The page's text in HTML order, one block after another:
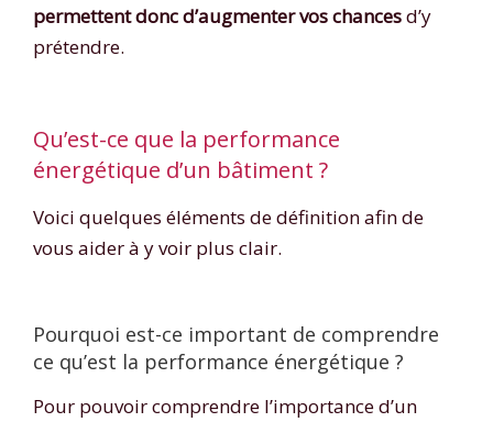
permettent donc d’augmenter vos chancesd’y
prétendre.
Qu’est-ce que la performance
énergétique d’un bâtiment ?
Voici quelques éléments de définition afin de
vous aider à y voir plus clair.
Pourquoi est-ce important de comprendre
ce qu’est la performance énergétique ?
Pour pouvoir comprendre l’importance d’un